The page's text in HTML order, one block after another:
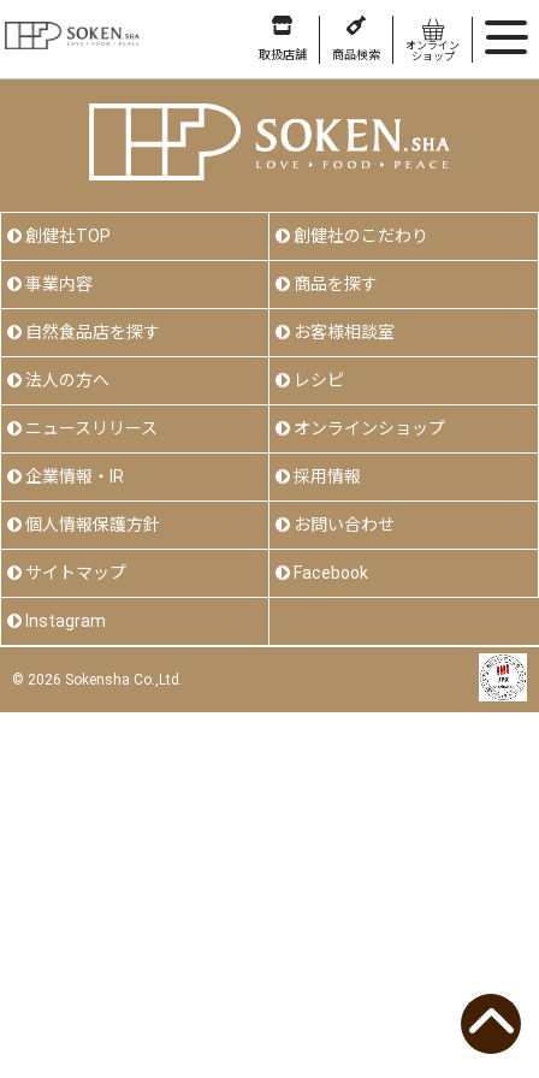
取扱店舗 商品検索
オンライン
ショップ
創健社TOP 創健社のこだわり
事業内容 商品を探す
自然食品店を探す お客様相談室
法人の方へ レシピ
ニュースリリース オンラインショップ
企業情報・IR 採用情報
個人情報保護方針 お問い合わせ
サイトマップ Facebook
Instagram
© 2026 Sokensha Co.,Ltd.